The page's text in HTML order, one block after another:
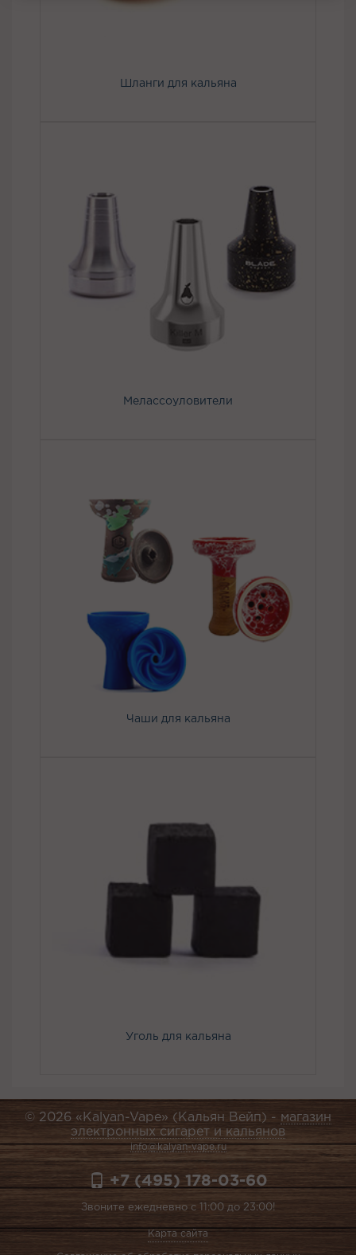
Шланги для кальяна
Мелассоуловители
Чаши для кальяна
Уголь для кальяна
© 2026 «Kalyan-Vape» (Кальян Вейп) - магазин
электронных сигарет и кальянов
info@kalyan-vape.ru
+7 (495) 178-03-60
Звоните ежедневно с 11:00 до 23:00!
Карта сайта